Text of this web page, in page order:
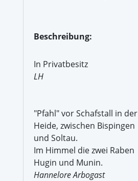
Beschreibung:
In Privatbesitz
LH
"Pfahl" vor Schafstall in der
Heide, zwischen Bispingen
und Soltau.
Im Himmel die zwei Raben
Hugin und Munin.
Hannelore Arbogast